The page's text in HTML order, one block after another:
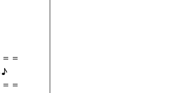
＝
♪
＝